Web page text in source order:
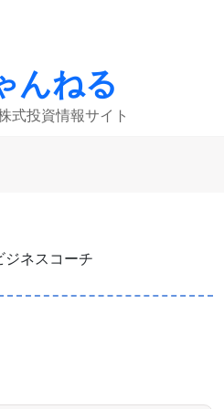
んねる
式投資情報サイト
ジネスコーチ